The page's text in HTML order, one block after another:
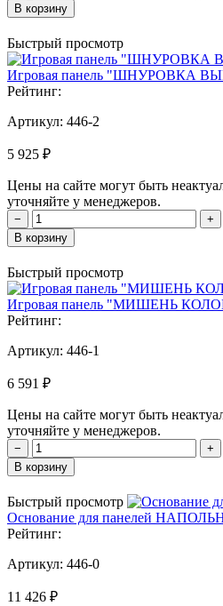
В корзину
Быстрый просмотр
Игровая панель "ШНУРОВКА
Рейтинг:
Артикул: 446-2
5 925 ₽
Цены на сайте могут быть
уточняйте у менеджеров.
−
+
В корзину
Быстрый просмотр
Игровая панель "МИШЕНЬ
Рейтинг:
Артикул: 446-1
6 591 ₽
Цены на сайте могут быть
уточняйте у менеджеров.
−
+
В корзину
Быстрый просмотр
Основание для панелей
Рейтинг:
Артикул: 446-0
11 426 ₽